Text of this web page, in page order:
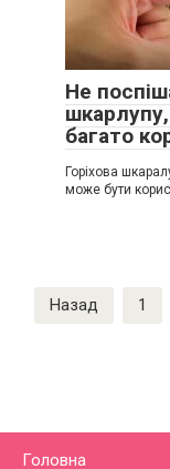
Не
багато
Горіхова
може бути
Пагинация
записей
Назад 1
Головна